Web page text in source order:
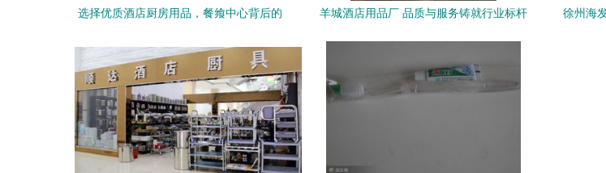
选择优质酒店厨房用品，餐飨中心背后的
羊城酒店用品厂 品质与服务铸就行业标杆
徐州海